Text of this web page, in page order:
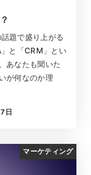
題で盛り上がる
と「CRM」とい
あなたも聞いた
が何なのか理
日
マーケティング